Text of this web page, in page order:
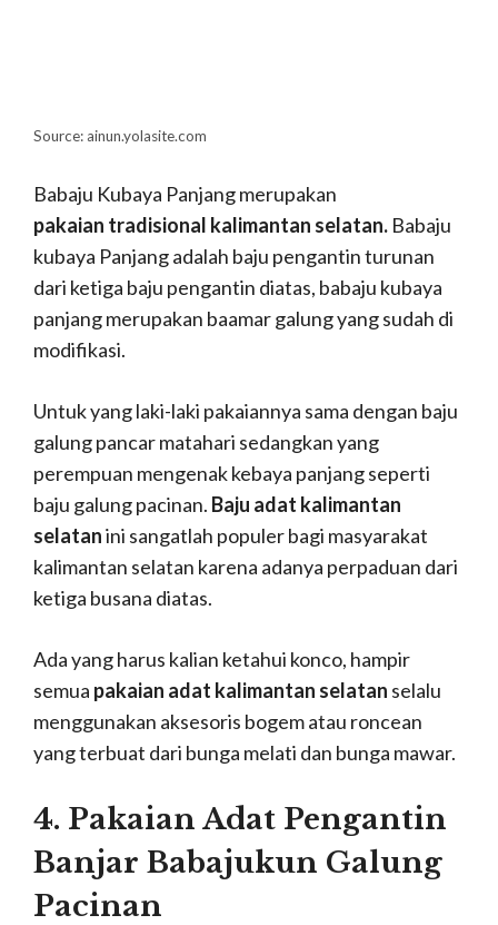
Source: ainun.yolasite.com
Babaju Kubaya Panjang merupakan
pakaian tradisional kalimantan selatan. Babaju
kubaya Panjang adalah baju pengantin turunan
dari ketiga baju pengantin diatas, babaju kubaya
panjang merupakan baamar galung yang sudah di
modifikasi.
Untuk yang laki-laki pakaiannya sama dengan baju
galung pancar matahari sedangkan yang
perempuan mengenak kebaya panjang seperti
baju galung pacinan. Baju adat kalimantan
selatanini sangatlah populer bagi masyarakat
kalimantan selatan karena adanya perpaduan dari
ketiga busana diatas.
Ada yang harus kalian ketahui konco, hampir
semua pakaian adat kalimantan selatan selalu
menggunakan aksesoris bogem atau roncean
yang terbuat dari bunga melati dan bunga mawar.
4. Pakaian Adat Pengantin
Banjar Babajukun Galung
Pacinan